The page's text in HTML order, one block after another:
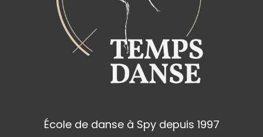
École de danse à Spy depuis 1997